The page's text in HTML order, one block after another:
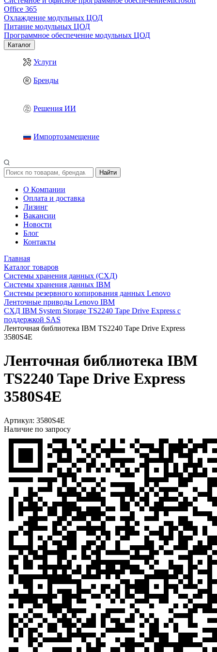
Office 365
Охлаждение модульных ЦОД
Питание модульных ЦОД
Программное обеспечение модульных ЦОД
Каталог
Услуги
Бренды
Решения ИИ
Импортозамещение
Найти
О Компании
Оплата и доставка
Лизинг
Вакансии
Новости
Блог
Контакты
Главная
Каталог товаров
Системы хранения данных (СХД)
Системы хранения данных IBM
Системы резервного копирования данных Lenovo
Ленточные приводы Lenovo IBM
СХД IBM System Storage TS2240 Tape Drive Express с
поддержкой SAS
Ленточная библиотека IBM TS2240 Tape Drive Express
3580S4E
Ленточная библиотека IBM
TS2240 Tape Drive Express
3580S4E
Артикул: 3580S4E
Наличие по запросу